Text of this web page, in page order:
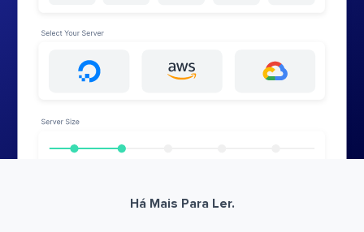
Há Mais Para Ler.